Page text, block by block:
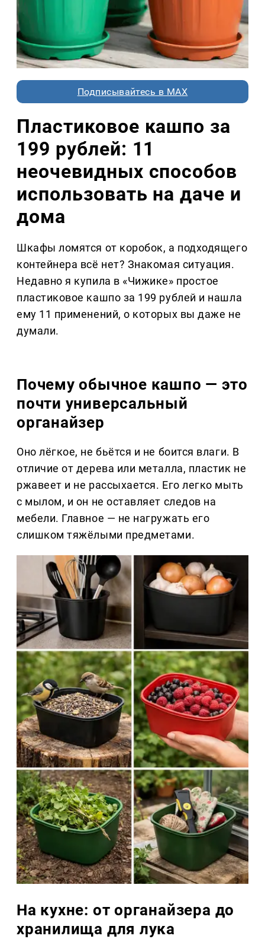
Подписывайтесь в MAX
Пластиковое кашпо за
199 рублей: 11
неочевидных способов
использовать на даче и
дома
Шкафы ломятся от коробок, а подходящего
контейнера всё нет? Знакомая ситуация.
Недавно я купила в «Чижике» простое
пластиковое кашпо за 199 рублей и нашла
ему 11 применений, о которых вы даже не
думали.
Почему обычное кашпо — это
почти универсальный
органайзер
Оно лёгкое, не бьётся и не боится влаги. В
отличие от дерева или металла, пластик не
ржавеет и не рассыхается. Его легко мыть
с мылом, и он не оставляет следов на
мебели. Главное — не нагружать его
слишком тяжёлыми предметами.
На кухне: от органайзера до
хранилища для лука